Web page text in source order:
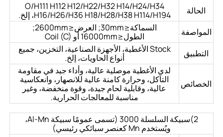
الحالة
O/H111 H112 H12/H22/H32 H14/H24/H34
H16/H26/H36 H18/H28/H38 H114/H194، إلخ.
المواصفة
السماكة≤30mm; العرض≤2600mm;
الطول≤16000mm أو Coil (C)
التطبيق
Stock الأغطية، الأجهزة الصناعية، التخزين، جميع
أنواع الحاويات، إلخ.
الخصائص
لدى الأغطية موصلية عالية، وأداء جيد في مقاومة
التآكل، وحرارة كامنة عالية للانصهار، وانعكاسية
عالية، وقابلية لحام جيدة، وقوة منخفضة، وغير
مناسبة للمعالجات الحرارية.
2)سبيكة السلسلة 3000 (تسمى عمومًا سبيكة Al-Mn،
ويُستخدم Mn كعنصر سبائكي رئيسي)